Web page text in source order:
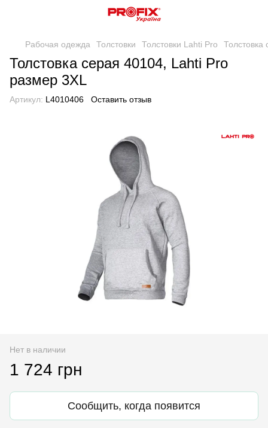
Рабочая одежда Толстовки Толстовки Lahti Pro
Толстовка серая 40104, Lahti Pro
размер 3XL
Артикул: L4010406 Оставить отзыв
Нет в наличии
1 724 грн
Сообщить, когда появится